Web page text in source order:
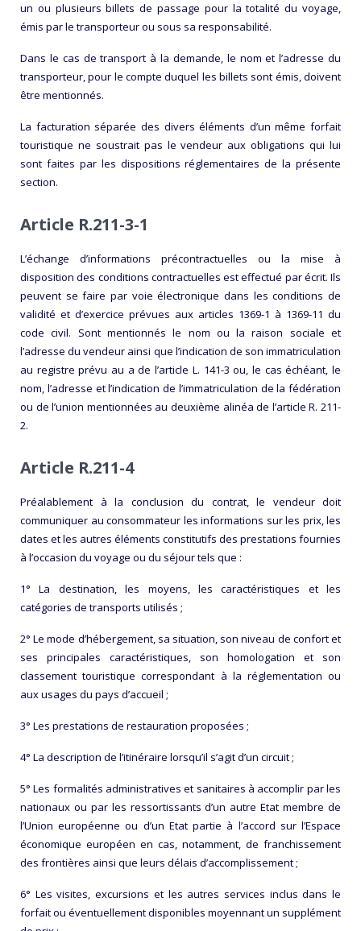
un ou plusieurs billets de passage pour la totalité du voyage,
émis par le transporteur ou sous sa responsabilité.
Dans le cas de transport à la demande, le nom et l’adresse du
transporteur, pour le compte duquel les billets sont émis, doivent
être mentionnés.
La facturation séparée des divers éléments d’un même forfait
touristique ne soustrait pas le vendeur aux obligations qui lui
sont faites par les dispositions réglementaires de la présente
section.
Article R.211-3-1
L’échange d’informations précontractuelles ou la mise à
disposition des conditions contractuelles est effectué par écrit. Ils
peuvent se faire par voie électronique dans les conditions de
validité et d’exercice prévues aux articles 1369-1 à 1369-11 du
code civil. Sont mentionnés le nom ou la raison sociale et
l’adresse du vendeur ainsi que l’indication de son immatriculation
au registre prévu au a de l’article L. 141-3 ou, le cas échéant, le
nom, l’adresse et l’indication de l’immatriculation de la fédération
ou de l’union mentionnées au deuxième alinéa de l’article R. 211-
2.
Article R.211-4
Préalablement à la conclusion du contrat, le vendeur doit
communiquer au consommateur les informations sur les prix, les
dates et les autres éléments constitutifs des prestations fournies
à l’occasion du voyage ou du séjour tels que :
1° La destination, les moyens, les caractéristiques et les
catégories de transports utilisés ;
2° Le mode d’hébergement, sa situation, son niveau de confort et
ses principales caractéristiques, son homologation et son
classement touristique correspondant à la réglementation ou
aux usages du pays d’accueil ;
3° Les prestations de restauration proposées ;
4° La description de l’itinéraire lorsqu’il s’agit d’un circuit ;
5° Les formalités administratives et sanitaires à accomplir par les
nationaux ou par les ressortissants d’un autre Etat membre de
l’Union européenne ou d’un Etat partie à l’accord sur l’Espace
économique européen en cas, notamment, de franchissement
des frontières ainsi que leurs délais d’accomplissement ;
6° Les visites, excursions et les autres services inclus dans le
forfait ou éventuellement disponibles moyennant un supplément